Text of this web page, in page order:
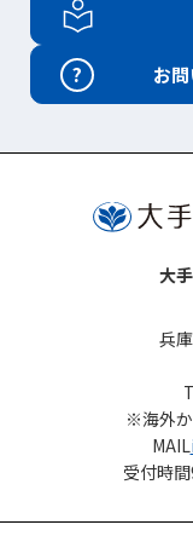
? お
大
兵
※海外
MAIL
受付時間